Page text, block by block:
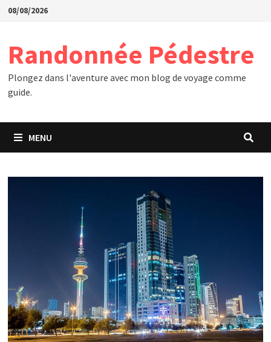
Passer
08/08/2026
Randonnée Pédestre
Plongez dans l'aventure avec mon blog de voyage comme
guide.
MENU